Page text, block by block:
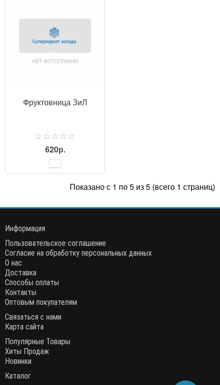
Фруктовница ЗиЛ
620р.
Показано с 1 по 5 из 5 (всего 1 страниц)
Информация
Пользовательское соглашение
Согласие на обработку персональных данных
О нас
Доставка
Способы оплаты
Контакты
Оптовым покупателям
Связаться с нами
Карта сайта
Популярные Товары
Хиты Продаж
Новинки
Каталог